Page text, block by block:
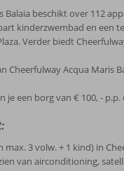
Balaia beschikt over 112
kinderzwembad en een
Verder biedt
Cheerfulway Acqua Maris
je een borg van € 100, -
max. 3 volw. + 1 kind) in
van airconditioning,